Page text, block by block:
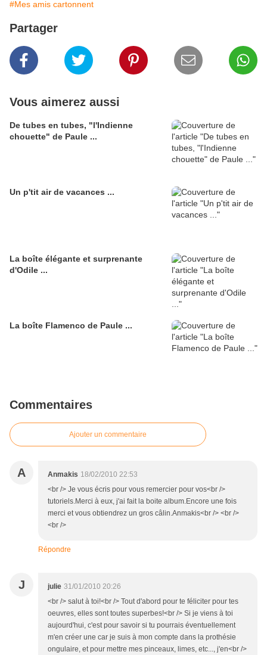
#Mes amis cartonnent
Partager
Vous aimerez aussi
De tubes en tubes, "l'Indienne
chouette" de Paule ...
Un p'tit air de vacances ...
La boîte élégante et surprenante
d'Odile ...
La boîte Flamenco de Paule ...
Commentaires
Ajouter un commentaire
A Anmakis 18/02/2010 22:53
<br /> Je vous écris pour vous remercier pour vos<br />
tutoriels.Merci à eux, j'ai fait la boite album.Encore une fois
merci et vous obtiendrez un gros câlin.Anmakis<br /> <br />
<br />
Répondre
J julie 31/01/2010 20:26
<br /> salut à toi!<br /> Tout d'abord pour te féliciter pour tes
oeuvres, elles sont toutes superbes!<br /> Si je viens à toi
aujourd'hui, c'est pour savoir si tu pourrais éventuellement
m'en créer une car je suis à mon compte dans la prothésie
ongulaire, et pour mettre mes pinceaux, limes, etc..., j'en<br />